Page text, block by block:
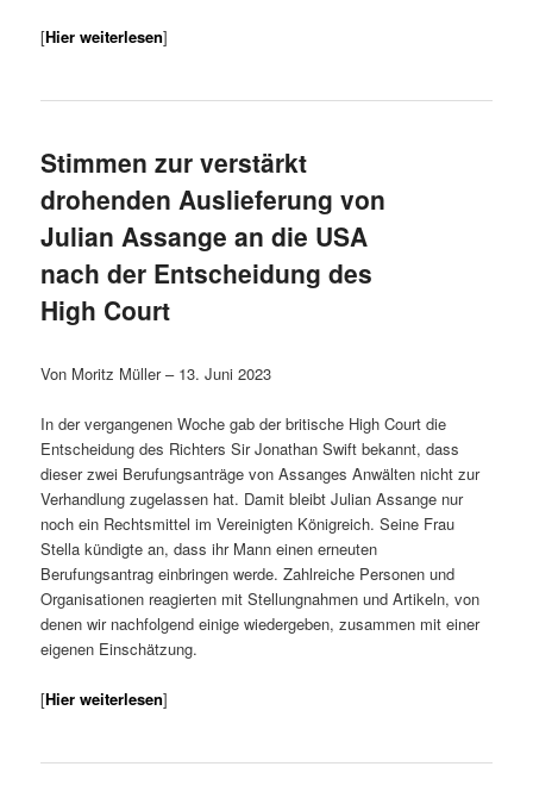
[Hier weiterlesen]
Stimmen zur verstärkt
drohenden Auslieferung von
Julian Assange an die USA
nach der Entscheidung des
High Court
Von Moritz Müller – 13. Juni 2023
In der vergangenen Woche gab der britische High Court die
Entscheidung des Richters Sir Jonathan Swift bekannt, dass
dieser zwei Berufungsanträge von Assanges Anwälten nicht zur
Verhandlung zugelassen hat. Damit bleibt Julian Assange nur
noch ein Rechtsmittel im Vereinigten Königreich. Seine Frau
Stella kündigte an, dass ihr Mann einen erneuten
Berufungsantrag einbringen werde. Zahlreiche Personen und
Organisationen reagierten mit Stellungnahmen und Artikeln, von
denen wir nachfolgend einige wiedergeben, zusammen mit einer
eigenen Einschätzung.
[Hier weiterlesen]